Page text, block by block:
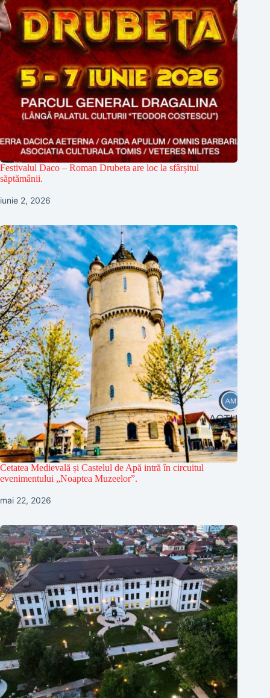
Festivalul Daco – Roman Drubeta are loc la sfârșitul
săptămânii.
iunie 2, 2026
Cetatea Medievală și Castelul de Apă intră în circuitul
evenimentului „Noaptea Muzeelor”.
mai 22, 2026